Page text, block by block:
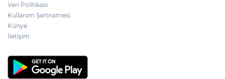
Veri Politikası
Kullanım Şartnamesi
Künye
İletişim